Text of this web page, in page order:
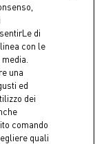
share capital
di
con le
una
ed
dei
comando
quali